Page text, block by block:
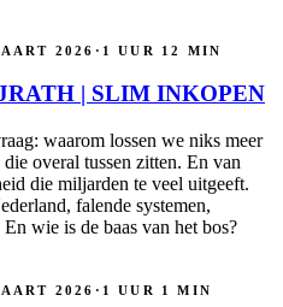
2026 · 1 UUR 12 MIN
| SLIM INKOPEN
waarom lossen we niks meer
overal tussen zitten. En van
die miljarden te veel uitgeeft.
falende systemen,
wie is de baas van het bos?
2026 · 1 UUR 1 MIN